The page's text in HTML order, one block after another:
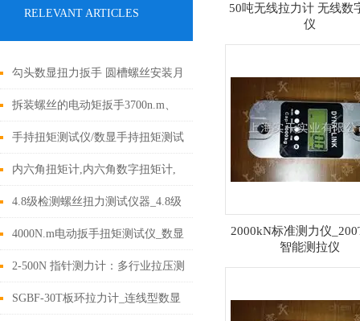
RELEVANT ARTICLES
勾头数显扭力扳手 圆槽螺丝安装月
牙扭矩扳手 勾头数字力矩扳手厂家
拆装螺丝的电动矩扳手3700n.m、
4500n.m、8300n.m
手持扭矩测试仪/数显手持扭矩测试
仪/高精度手持扭矩测试仪价格
内六角扭矩计,内六角数字扭矩计,
数字内六角扭矩计
4.8级检测螺丝扭力测试仪器_4.8级
螺丝扭力测试仪厂家
4000N.m电动扳手扭矩测试仪_数显
扭检测力仪价格
2-500N 指针测力计：多行业拉压测
试的精准之选
SGBF-30T板环拉力计_连线型数显
50吨无线拉力计 无线数
仪
2000kN标准测力仪
智能测拉仪